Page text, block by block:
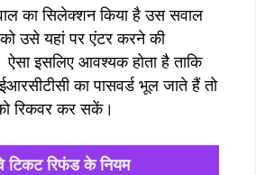
का सिलेक्शन किया है उस सवाल
उसे यहां पर एंटर करने की
इसलिए आवश्यक होता है ताकि
का पासवर्ड भूल जाते हैं तो
रिकवर कर सकें।
टिकट रिफंड के नियम